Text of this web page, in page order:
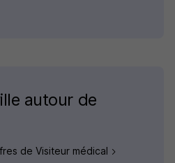
autour de
de Visiteur médical